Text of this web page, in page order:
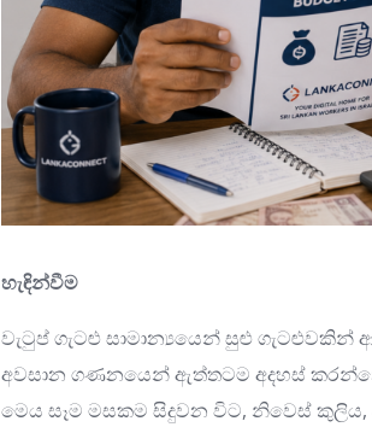
හැඳින්වීම
වැටුප් ගැටළු සාමාන්‍යයෙන් සුළු
අවසාන ගණනයෙන් ඇත්තටම අදහස්
මෙය සෑම මසකම සිදුවන විට, නිවෙස් කුලිය,